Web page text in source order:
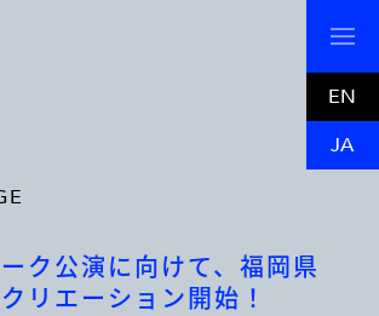
EN
JA
ク公演に向けて、福岡県
リエーション開始！